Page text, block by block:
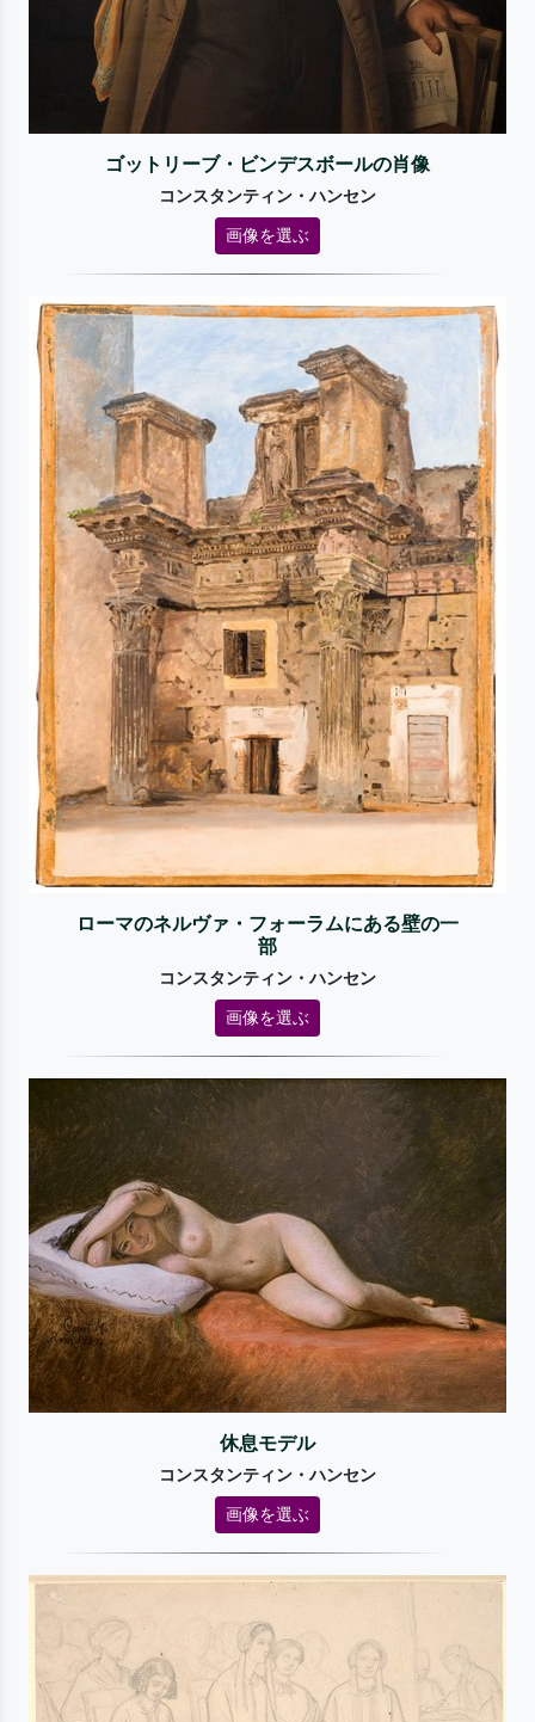
ゴットリーブ・ビンデスボールの肖像
コンスタンティン・ハンセン
画像を選ぶ
ローマのネルヴァ・フォーラムにある壁の一
部
コンスタンティン・ハンセン
画像を選ぶ
休息モデル
コンスタンティン・ハンセン
画像を選ぶ